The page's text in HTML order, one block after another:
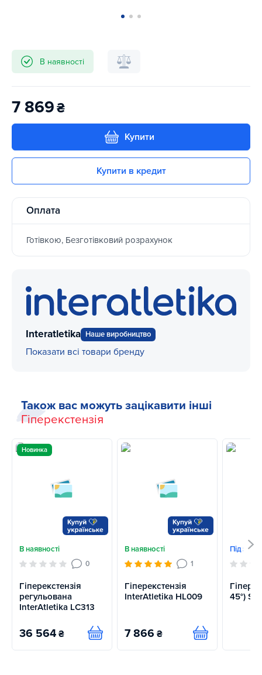
В наявності
7 869₴
Купити
Купити в кредит
Оплата
Готівкою, Безготівковий розрахунок
Interatletika Наше виробництво
Показати всі товари бренду
Також вас можуть зацікавити інші
Гіперекстензія
Новинка
В наявності
0
Гіперекстензія
регульована
InterAtletika LC313
36 564 ₴ Купити
В наявності
1
Гіперекстензія
InterAtletika HL009
7 866 ₴ Купити
Під
45°)